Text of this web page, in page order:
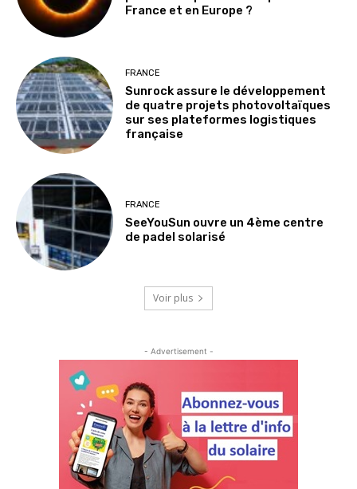
France et en Europe ?
FRANCE
Sunrock assure le développement
de quatre projets photovoltaïques
sur ses plateformes logistiques
française
FRANCE
SeeYouSun ouvre un 4ème centre
de padel solarisé
Voir plus
- Advertisement -